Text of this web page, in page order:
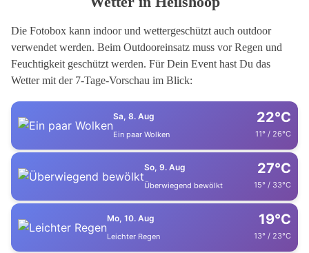
Die Fotobox kann indoor und wettergeschützt auch outdoor
verwendet werden. Beim Outdooreinsatz muss vor Regen und
Feuchtigkeit geschützt werden. Für Dein Event hast Du das
Wetter mit der 7-Tage-Vorschau im Blick:
Sa, 8. Aug
Ein paar Wolken
22°C
11° / 26°C
So, 9. Aug
Überwiegend bewölkt
27°C
15° / 33°C
Mo, 10. Aug
Leichter Regen
19°C
13° / 23°C